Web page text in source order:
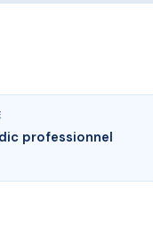
professionnel